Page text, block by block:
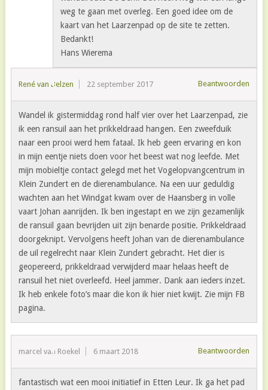
weg te gaan met overleg. Een goed idee om de
kaart van het Laarzenpad op de site te zetten.
Bedankt!
Hans Wierema
René van Belzen 22 september 2017 Beantwoorden
Wandel ik gistermiddag rond half vier over het Laarzenpad, zie
ik een ransuil aan het prikkeldraad hangen. Een zweefduik
naar een prooi werd hem fataal. Ik heb geen ervaring en kon
in mijn eentje niets doen voor het beest wat nog leefde. Met
mijn mobieltje contact gelegd met het Vogelopvangcentrum in
Klein Zundert en de dierenambulance. Na een uur geduldig
wachten aan het Windgat kwam over de Haansberg in volle
vaart Johan aanrijden. Ik ben ingestapt en we zijn gezamenlijk
de ransuil gaan bevrijden uit zijn benarde positie. Prikkeldraad
doorgeknipt. Vervolgens heeft Johan van de dierenambulance
de uil regelrecht naar Klein Zundert gebracht. Het dier is
geopereerd, prikkeldraad verwijderd maar helaas heeft de
ransuil het niet overleefd. Heel jammer. Dank aan ieders inzet.
Ik heb enkele foto’s maar die kon ik hier niet kwijt. Zie mijn FB
pagina.
marcel van Roekel 6 maart 2018 Beantwoorden
fantastisch wat een mooi initiatief in Etten Leur. Ik ga het pad